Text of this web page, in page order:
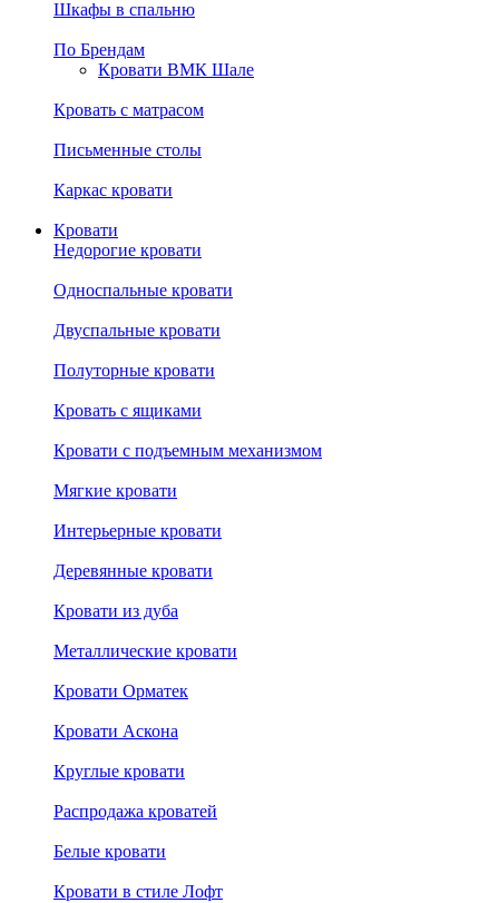
Шкафы в спальню
По Брендам
Кровати ВМК Шале
Кровать с матрасом
Письменные столы
Каркас кровати
Кровати
Недорогие кровати
Односпальные кровати
Двуспальные кровати
Полуторные кровати
Кровать с ящиками
Кровати с подъемным механизмом
Мягкие кровати
Интерьерные кровати
Деревянные кровати
Кровати из дуба
Металлические кровати
Кровати Орматек
Кровати Аскона
Круглые кровати
Распродажа кроватей
Белые кровати
Кровати в стиле Лофт